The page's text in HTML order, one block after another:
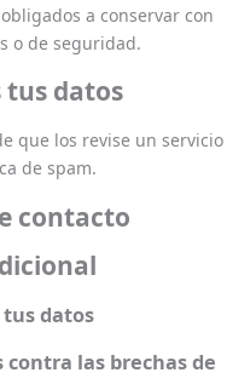
a conservar con
o de seguridad.
tus datos
que los revise un servicio
de spam.
contacto
datos
las brechas de